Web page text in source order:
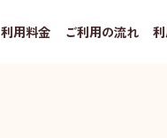
利用料金 ご利用の流れ